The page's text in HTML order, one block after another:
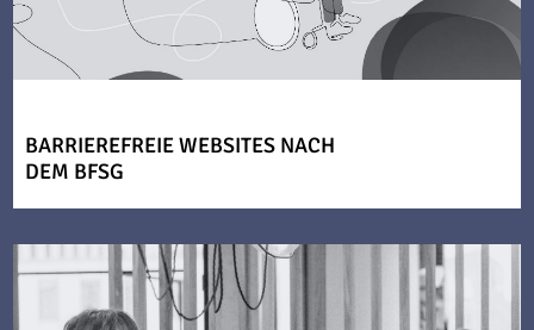
BARRIEREFREIE WEBSITES NACH
DEM BFSG